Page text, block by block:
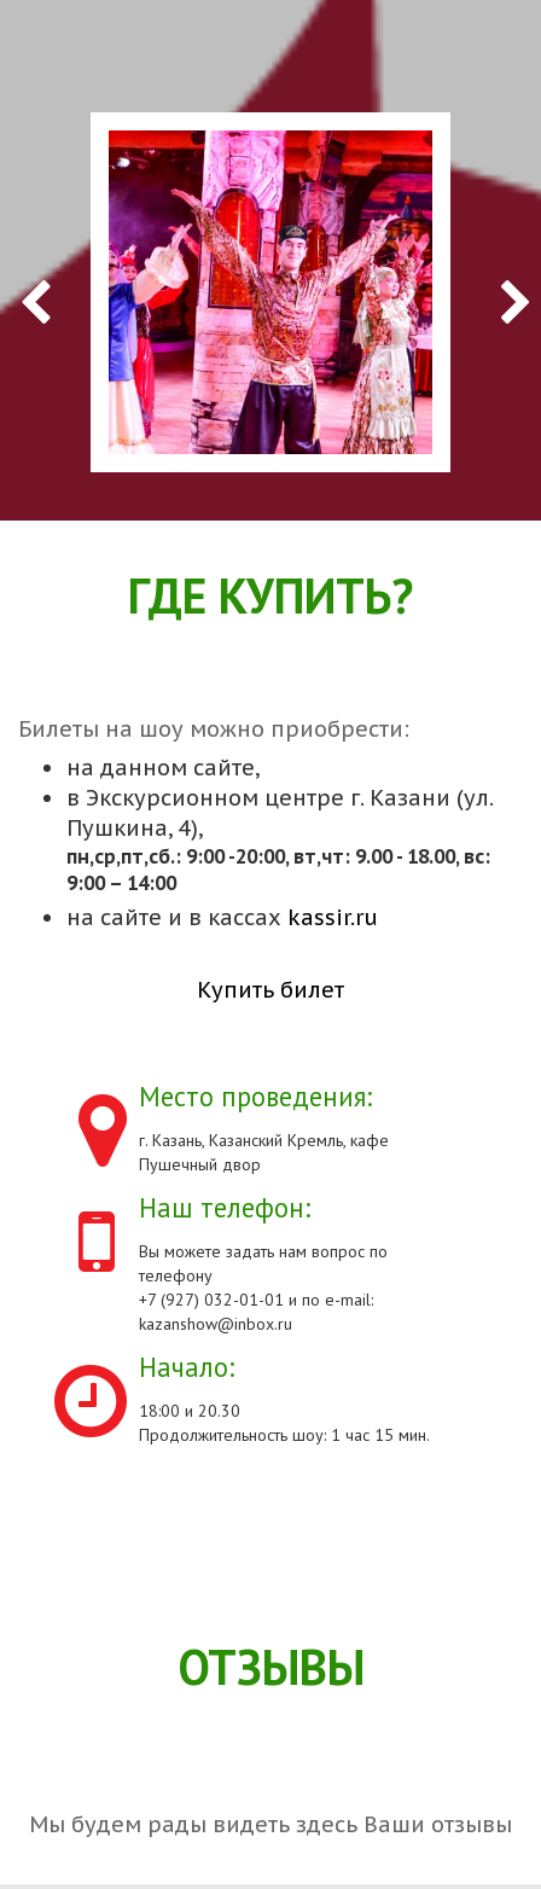
ГДЕ КУПИТЬ?
Билеты на шоу можно приобрести:
на данном сайте,
в Экскурсионном центре г. Казани (ул.
Пушкина, 4),
пн,cр,пт,сб.: 9:00 -20:00, вт,чт: 9.00 - 18.00, вс:
9:00 – 14:00
на сайте и в кассах kassir.ru
Купить билет
Место проведения:
г. Казань, Казанский Кремль, кафе
Пушечный двор
Наш телефон:
Вы можете задать нам вопрос по
телефону
+7 (927) 032-01-01 и по e-mail:
kazanshow@inbox.ru
Начало:
18:00 и 20.30
Продолжительность шоу: 1 час 15 мин.
ОТЗЫВЫ
Мы будем рады видеть здесь Ваши отзывы